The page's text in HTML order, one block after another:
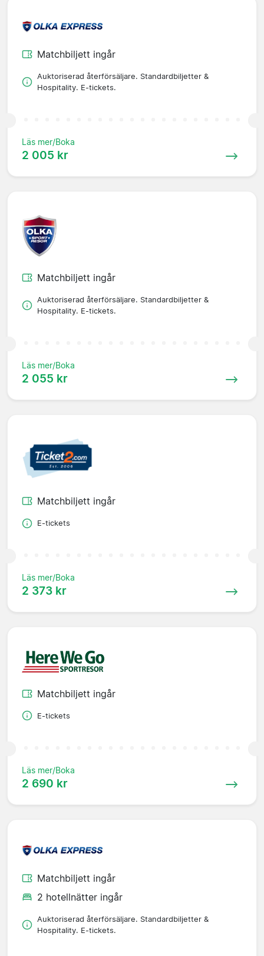
Matchbiljett ingår
Auktoriserad återförsäljare. Standardbiljetter &
Hospitality. E-tickets.
Läs mer/Boka
2 005 kr
Matchbiljett ingår
Auktoriserad återförsäljare. Standardbiljetter &
Hospitality. E-tickets.
Läs mer/Boka
2 055 kr
Matchbiljett ingår
E-tickets
Läs mer/Boka
2 373 kr
Matchbiljett ingår
E-tickets
Läs mer/Boka
2 690 kr
Matchbiljett ingår
2 hotellnätter ingår
Auktoriserad återförsäljare. Standardbiljetter &
Hospitality. E-tickets.